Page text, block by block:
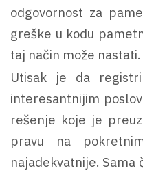
odgovornost za
greške u kodu
taj način može nastati.
Utisak je da
interesantnijim
rešenje koje je
pravu na
najadekvatnije. Sama